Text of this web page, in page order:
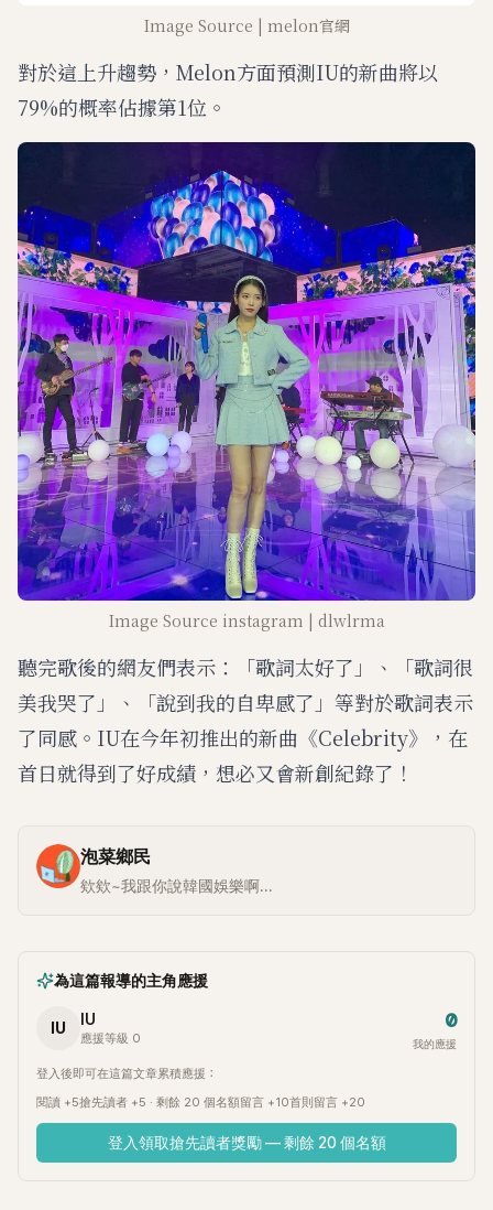
Image Source | melon官網
對於這上升趨勢，Melon方面預測IU的新曲將以
79%的概率佔據第1位。
Image Source instagram | dlwlrma
聽完歌後的網友們表示：「歌詞太好了」、「歌詞很
美我哭了」、「說到我的自卑感了」等對於歌詞表示
了同感。IU在今年初推出的新曲《Celebrity》，在
首日就得到了好成績，想必又會新創紀錄了！
泡菜鄉民
欸欸~我跟你說韓國娛樂啊...
為這篇報導的主角應援
IU IU
應援等級 0
0
我的應援
登入後即可在這篇文章累積應援：
閱讀 +5搶先讀者 +5 · 剩餘 20 個名額留言 +10首則留言 +20
登入領取搶先讀者獎勵 — 剩餘 20 個名額